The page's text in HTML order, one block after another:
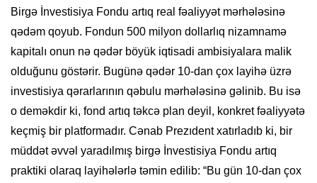
Birgə İnvestisiya Fondu artıq real fəaliyyət mərhələsinə
qədəm qoyub. Fondun 500 milyon dollarlıq nizamnamə
kapitalı onun nə qədər böyük iqtisadi ambisiyalara malik
olduğunu göstərir. Bugünə qədər 10-dan çox layihə üzrə
investisiya qərarlarının qəbulu mərhələsinə gəlinib. Bu isə
o deməkdir ki, fond artıq təkcə plan deyil, konkret fəaliyyətə
keçmiş bir platformadır. Cənab Prezıdent xatırladıb ki, bir
müddət əvvəl yaradılmış birgə İnvestisiya Fondu artıq
praktiki olaraq layihələrlə təmin edilib: “Bu gün 10-dan çox